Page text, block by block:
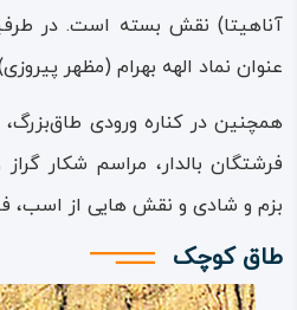
حاصل‌خیز، این ناحیه را برای
اقتصادی مساعد کرده بود.
مجموعه تاق‌ بستان مانند
اهداف گردشگری در استان‌
همه‌ سال میزبان بسیاری از
این گنجینه و موزه باستانی در
آناهیتا) نقش بسته است. در
عنوان نماد الهه بهرام (مظهر
همچنین در کناره ورودی طاق‌بزرگ،
فرشتگان بالدار، مراسم شکار
بزم و شادی و نقش هایی از اسب،
طاق کوچک